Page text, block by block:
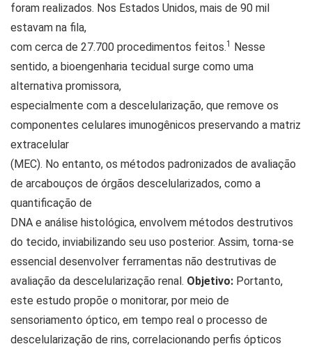
foram realizados. Nos Estados Unidos, mais de 90 mil
estavam na fila,
com cerca de 27.700 procedimentos feitos.1 Nesse
sentido, a bioengenharia tecidual surge como uma
alternativa promissora,
especialmente com a descelularização, que remove os
componentes celulares imunogênicos preservando a matriz
extracelular
(MEC). No entanto, os métodos padronizados de avaliação
de arcabouços de órgãos descelularizados, como a
quantificação de
DNA e análise histológica, envolvem métodos destrutivos
do tecido, inviabilizando seu uso posterior. Assim, torna-se
essencial desenvolver ferramentas não destrutivas de
avaliação da descelularização renal. Objetivo: Portanto,
este estudo propõe o monitorar, por meio de
sensoriamento óptico, em tempo real o processo de
descelularização de rins, correlacionando perfis ópticos